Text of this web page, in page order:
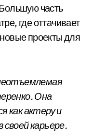
часть
где оттачивает
проекты для
Она
как актеру и
карьере.